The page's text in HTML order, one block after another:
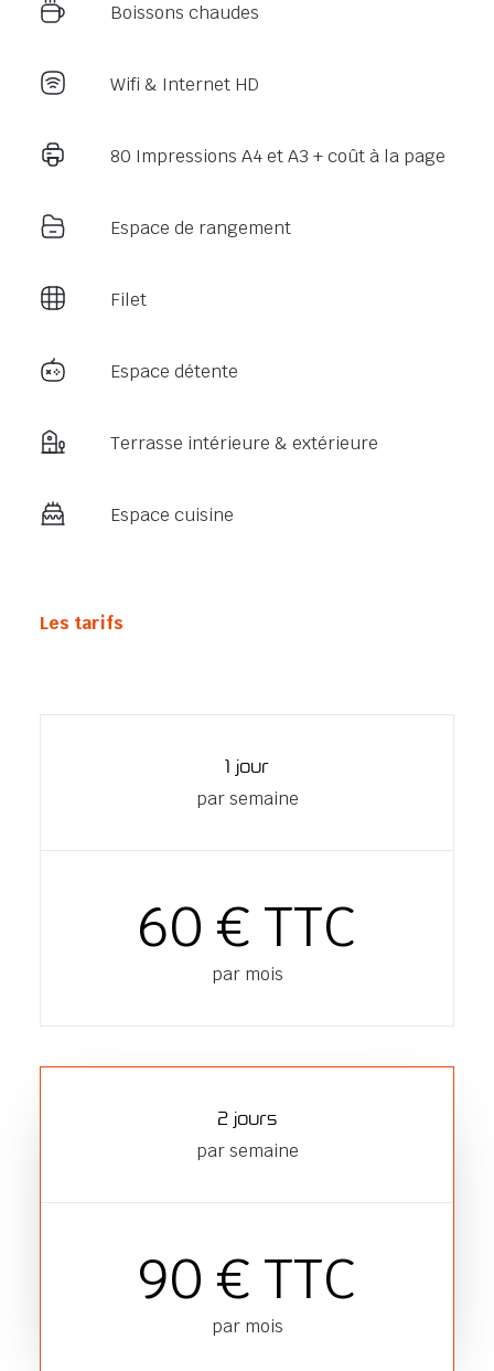
Boissons chaudes
Wifi & Internet HD
80 Impressions A4 et A3 + coût à la page
Espace de rangement
Filet
Espace détente
Terrasse intérieure & extérieure
Espace cuisine
Les tarifs
1 jour
par semaine
60 € TTC
par mois
2 jours
par semaine
90 € TTC
par mois